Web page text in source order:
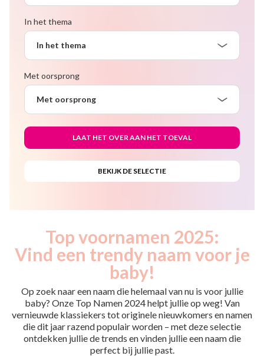
In het thema
In het thema
Met oorsprong
Met oorsprong
Top voornamen 2025:
Vind een trendy naam voor je
baby!
Op zoek naar een naam die helemaal van nu is voor jullie
baby? Onze Top Namen 2024 helpt jullie op weg! Van
vernieuwde klassiekers tot originele nieuwkomers en namen
die dit jaar razend populair worden – met deze selectie
ontdekken jullie de trends en vinden jullie een naam die
perfect bij jullie past.